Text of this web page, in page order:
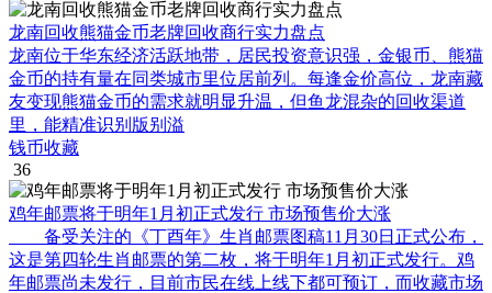
龙南回收熊猫金币老牌回收商行实力盘点
龙南位于华东经济活跃地带，居民投资意识强，金银币、熊猫
金币的持有量在同类城市里位居前列。每逢金价高位，龙南藏
友变现熊猫金币的需求就明显升温，但鱼龙混杂的回收渠道
里，能精准识别版别溢
钱币收藏
36
鸡年邮票将于明年1月初正式发行 市场预售价大涨
备受关注的《丁酉年》生肖邮票图稿11月30日正式公布，
这是第四轮生肖邮票的第二枚，将于明年1月初正式发行。鸡
年邮票尚未发行，目前市民在线上线下都可预订，而收藏市场